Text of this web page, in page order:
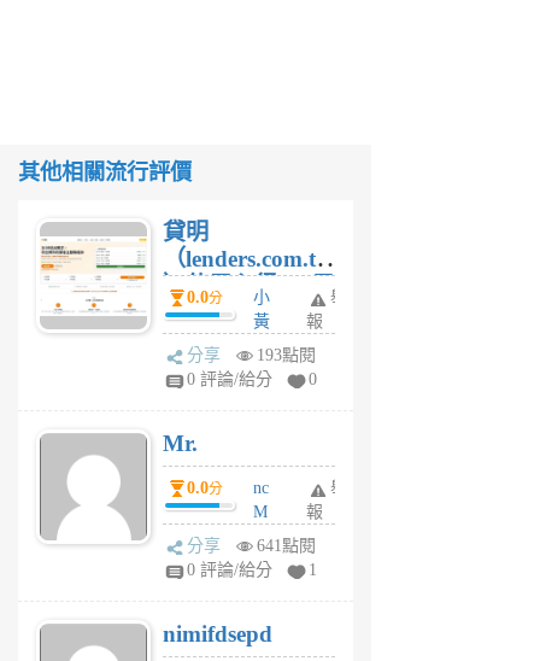
其他相關流行評價
貸明
（lenders.com.tw
）使用心得 — 民
間貸款比較平台
體驗
0.0分
小
黃
蜂
1
舉
報
分享
193點閱
0 評論/給分
0
Mr.
0.0分
nc
M
U
F
U
5
舉
報
分享
641點閱
0 評論/給分
1
nimifdsepd